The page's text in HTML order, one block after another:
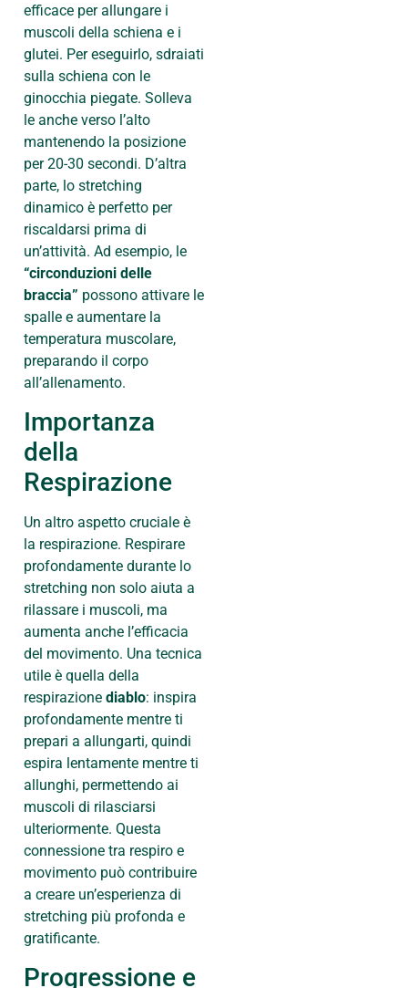
efficace per allungare i
muscoli della schiena e i
glutei. Per eseguirlo, sdraiati
sulla schiena con le
ginocchia piegate. Solleva
le anche verso l’alto
mantenendo la posizione
per 20-30 secondi. D’altra
parte, lo stretching
dinamico è perfetto per
riscaldarsi prima di
un’attività. Ad esempio, le
“circonduzioni delle
braccia” possono attivare le
spalle e aumentare la
temperatura muscolare,
preparando il corpo
all’allenamento.
Importanza
della
Respirazione
Un altro aspetto cruciale è
la respirazione. Respirare
profondamente durante lo
stretching non solo aiuta a
rilassare i muscoli, ma
aumenta anche l’efficacia
del movimento. Una tecnica
utile è quella della
respirazione diablo: inspira
profondamente mentre ti
prepari a allungarti, quindi
espira lentamente mentre ti
allunghi, permettendo ai
muscoli di rilasciarsi
ulteriormente. Questa
connessione tra respiro e
movimento può contribuire
a creare un’esperienza di
stretching più profonda e
gratificante.
Progressione e